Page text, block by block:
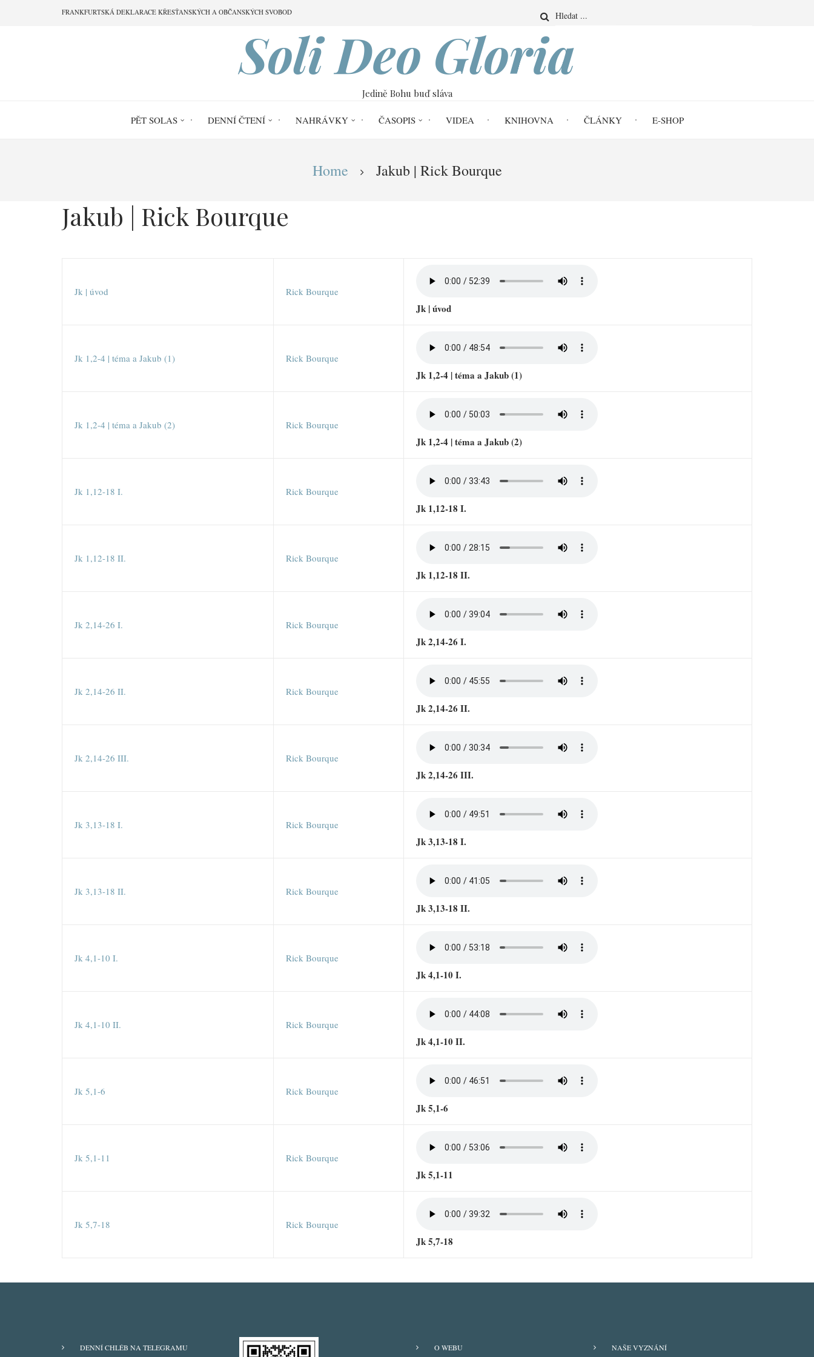
FRANKFURTSKÁ DEKLARACE KŘESŤANSKÝCH A OBČANSKÝCH SVOBOD Search
Soli Deo Gloria
Jedině Bohu buď sláva
PĚT SOLAS DENNÍ ČTENÍ NAHRÁVKY ČASOPIS VIDEA KNIHOVNA ČLÁNKY E-SHOP
Home Jakub | Rick Bourque
Jakub | Rick Bourque
Jk | úvod Rick Bourque
Jk | úvod
Jk 1,2-4 | téma a Jakub (1) Rick Bourque
Jk 1,2-4 | téma a Jakub (1)
Jk 1,2-4 | téma a Jakub (2) Rick Bourque
Jk 1,2-4 | téma a Jakub (2)
Jk 1,12-18 I. Rick Bourque
Jk 1,12-18 I.
Jk 1,12-18 II. Rick Bourque
Jk 1,12-18 II.
Jk 2,14-26 I. Rick Bourque
Jk 2,14-26 I.
Jk 2,14-26 II. Rick Bourque
Jk 2,14-26 II.
Jk 2,14-26 III. Rick Bourque
Jk 2,14-26 III.
Jk 3,13-18 I. Rick Bourque
Jk 3,13-18 I.
Jk 3,13-18 II. Rick Bourque
Jk 3,13-18 II.
Jk 4,1-10 I. Rick Bourque
Jk 4,1-10 I.
Jk 4,1-10 II. Rick Bourque
Jk 4,1-10 II.
Jk 5,1-6 Rick Bourque
Jk 5,1-6
Jk 5,1-11 Rick Bourque
Jk 5,1-11
Jk 5,7-18 Rick Bourque
Jk 5,7-18
ODBĚRY
DENNÍ CHLÉB NA TELEGRAMU O WEBU
FOOTER
NAŠE VYZNÁNÍ